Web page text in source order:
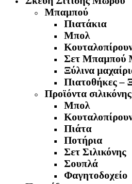
Μπαμπού
Πιατάκια
Μπολ
Σετ Μπαμπού
Ξύλινα
Πιατοθήκες –
Προϊόντα σιλικόνης
Μπολ
Πιάτα
Ποτήρια
Σετ Σιλικόνης
Σουπλά
Φαγητοδοχείο